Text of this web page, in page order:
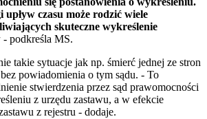
czasu może rodzić wiele
skuteczne wykreślenie
- podkreśla MS.
takie sytuacje jak np. śmierć jednej ze stron
powiadomienia o tym sądu. - To
stwierdzenia przez sąd prawomocności
z urzędu zastawu, a w efekcie
z rejestru - dodaje.